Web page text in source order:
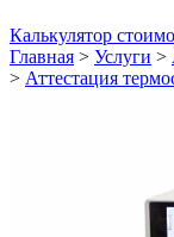
Калькулятор
Главная > Услуги >
> Аттестация